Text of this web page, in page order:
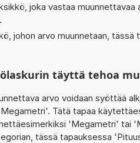
joka vastaa muunnettavaa
johon arvo muunnetaan, tässä
täyttä tehoa
arvo voidaan syöttää
Tätä tapaa
'Megametri' tai
tässä tapauksessa